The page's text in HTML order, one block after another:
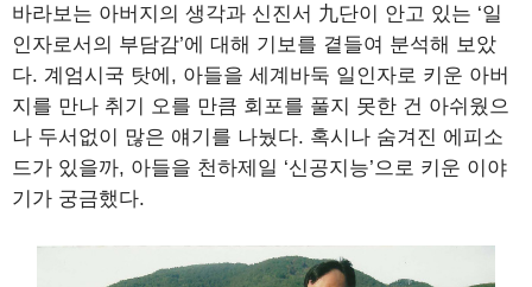
바라보는 아버지의 생각과 신진서 九단이 안고 있는 ‘일
인자로서의 부담감’에 대해 기보를 곁들여 분석해 보았
다. 계엄시국 탓에, 아들을 세계바둑 일인자로 키운 아버
지를 만나 취기 오를 만큼 회포를 풀지 못한 건 아쉬웠으
나 두서없이 많은 얘기를 나눴다. 혹시나 숨겨진 에피소
드가 있을까, 아들을 천하제일 ‘신공지능’으로 키운 이야
기가 궁금했다.